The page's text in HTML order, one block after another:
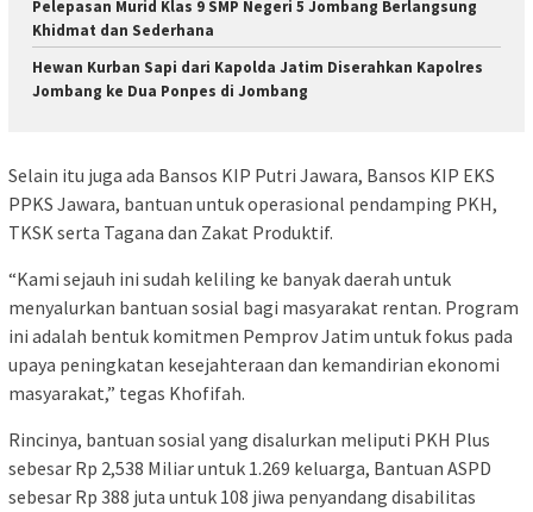
Pelepasan Murid Klas 9 SMP Negeri 5 Jombang Berlangsung
Khidmat dan Sederhana
Hewan Kurban Sapi dari Kapolda Jatim Diserahkan Kapolres
Jombang ke Dua Ponpes di Jombang
Selain itu juga ada Bansos KIP Putri Jawara, Bansos KIP EKS
PPKS Jawara, bantuan untuk operasional pendamping PKH,
TKSK serta Tagana dan Zakat Produktif.
“Kami sejauh ini sudah keliling ke banyak daerah untuk
menyalurkan bantuan sosial bagi masyarakat rentan. Program
ini adalah bentuk komitmen Pemprov Jatim untuk fokus pada
upaya peningkatan kesejahteraan dan kemandirian ekonomi
masyarakat,” tegas Khofifah.
Rincinya, bantuan sosial yang disalurkan meliputi PKH Plus
sebesar Rp 2,538 Miliar untuk 1.269 keluarga, Bantuan ASPD
sebesar Rp 388 juta untuk 108 jiwa penyandang disabilitas